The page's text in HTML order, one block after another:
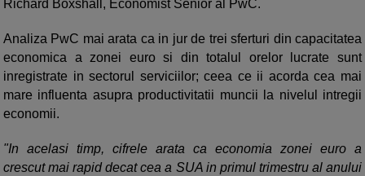
Richard Boxshall, Economist Senior al PwC.
Analiza PwC mai arata ca in jur de trei sferturi din capacitatea
economica a zonei euro si din totalul orelor lucrate sunt
inregistrate in sectorul serviciilor; ceea ce ii acorda cea mai
mare influenta asupra productivitatii muncii la nivelul intregii
economii.
"In acelasi timp, cifrele arata ca economia zonei euro a
crescut mai rapid decat cea a SUA in primul trimestru al anului